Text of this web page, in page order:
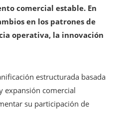
comercial estable. En
en los patrones de
operativa, la innovación
estructurada basada
expansión comercial
su participación de